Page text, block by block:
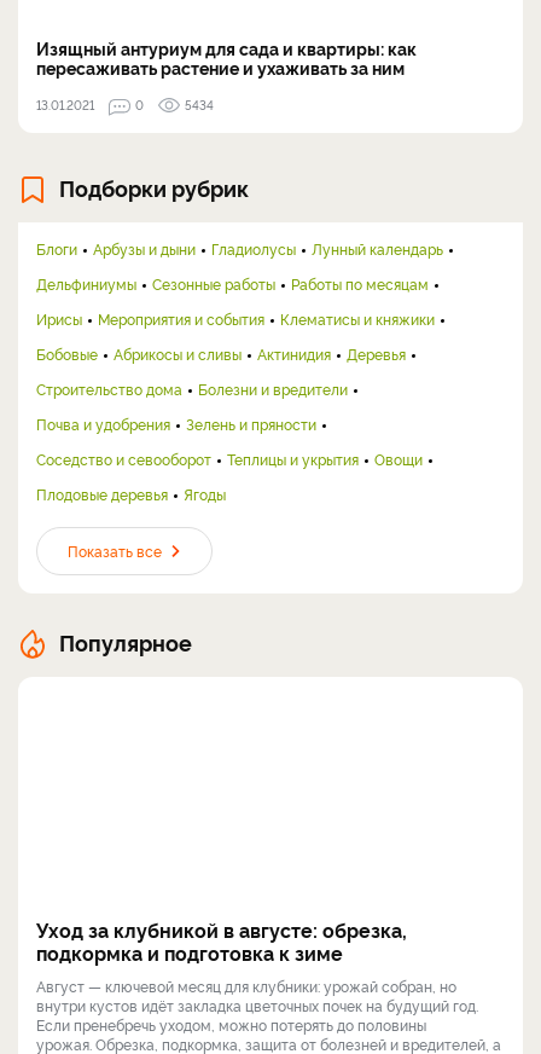
Изящный антуриум для сада и квартиры: как
пересаживать растение и ухаживать за ним
13.01.2021 0 5434
Подборки рубрик
Блоги Арбузы и дыни Гладиолусы
Лунный календарь
Дельфиниумы
Сезонные работы
Работы по месяцам
Ирисы
Мероприятия и события
Клематисы и княжики
Бобовые
Абрикосы и сливы Актинидия
Деревья
Строительство дома
Болезни и вредители
Почва и удобрения
Зелень и пряности
Соседство и севооборот
Теплицы и укрытия
Овощи
Плодовые деревья
Ягоды
Показать все
Популярное
Уход за клубникой в августе: обрезка,
подкормка и подготовка к зиме
Август — ключевой месяц для клубники: урожай собран, но
внутри кустов идёт закладка цветочных почек на будущий год.
Если пренебречь уходом, можно потерять до половины
урожая. Обрезка, подкормка, защита от болезней и вредителей, а